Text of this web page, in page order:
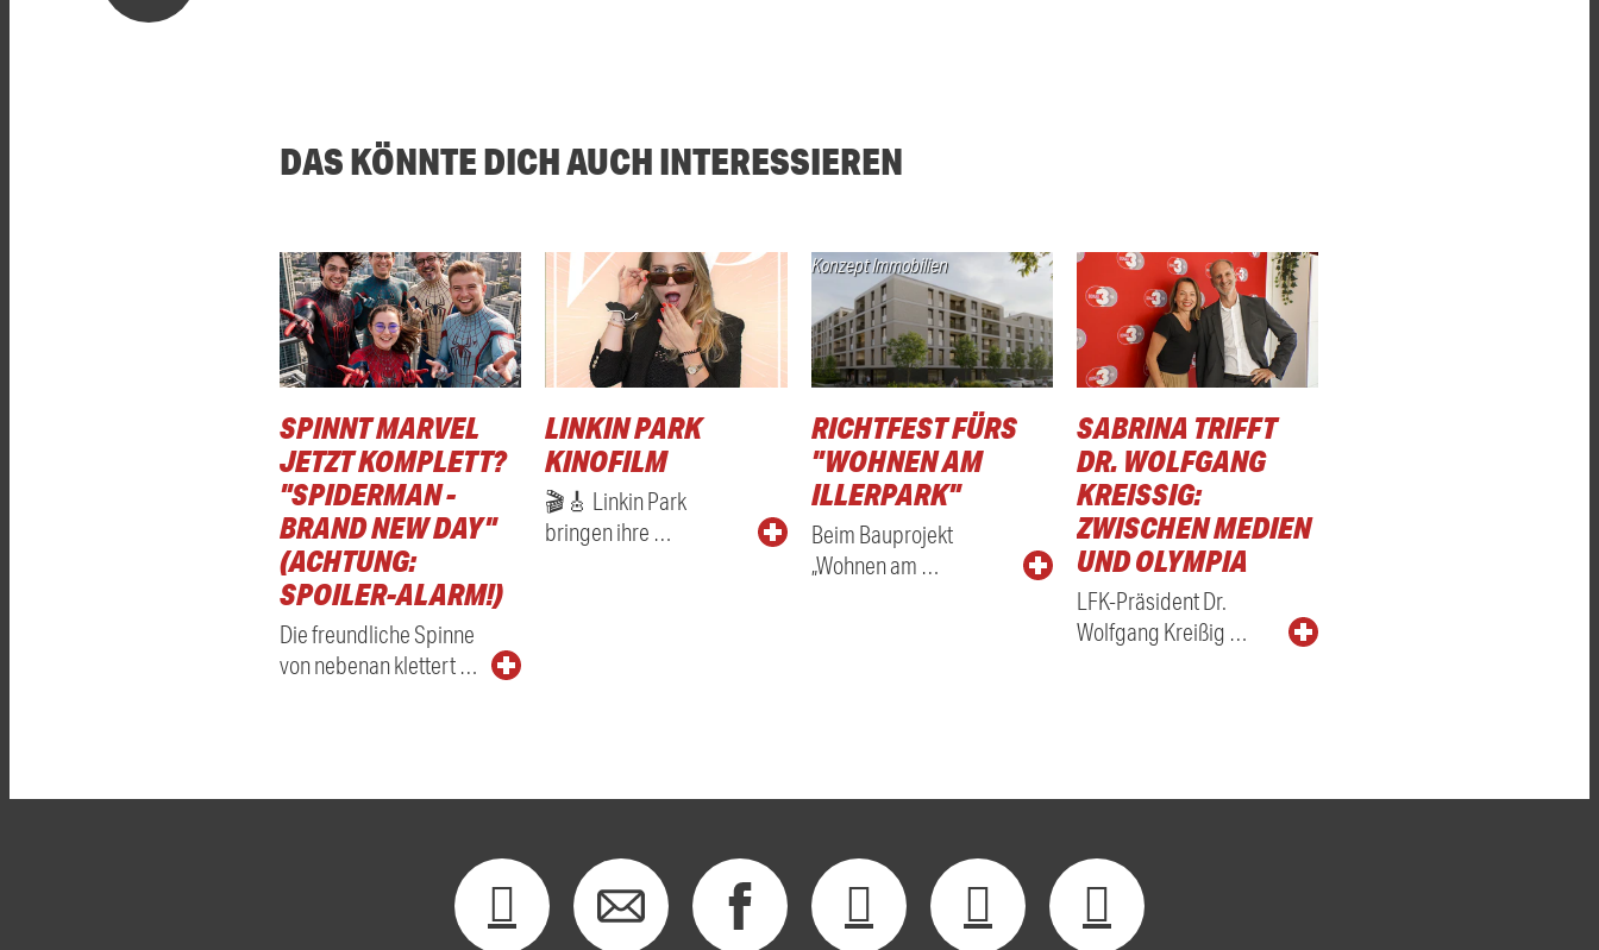
DAS KÖNNTE DICH AUCH INTERESSIEREN
SPINNT MARVEL
JETZT KOMPLETT?
"SPIDERMAN -
BRAND NEW DAY"
(ACHTUNG:
SPOILER-ALARM!)
Die freundliche Spinne
von nebenan klettert …
LINKIN PARK
KINOFILM
🎬🎸 Linkin Park
bringen ihre …
Konzept Immobilien
RICHTFEST FÜRS
"WOHNEN AM
ILLERPARK"
Beim Bauprojekt
„Wohnen am …
SABRINA TRIFFT
DR. WOLFGANG
KREISSIG: Z
WISCHEN MEDIEN U
ND OLYMPIA
LFK-Präsident Dr.
Wolfgang Kreißig …